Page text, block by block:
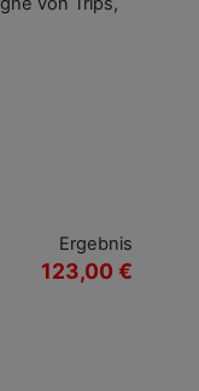
Ergebnis
123,00 €